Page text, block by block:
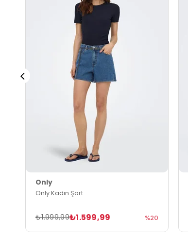
Only
Only Kadın Şort
₺1.599,99
₺1.999,99 %20